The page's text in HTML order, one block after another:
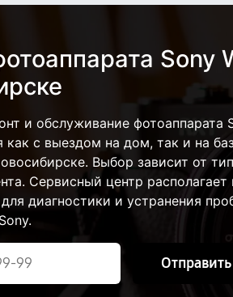
Sony
и обслуживание фотоаппарата
как с выездом на дом, так и на
Выбор зависит от
Сервисный центр
диагностики и устранения